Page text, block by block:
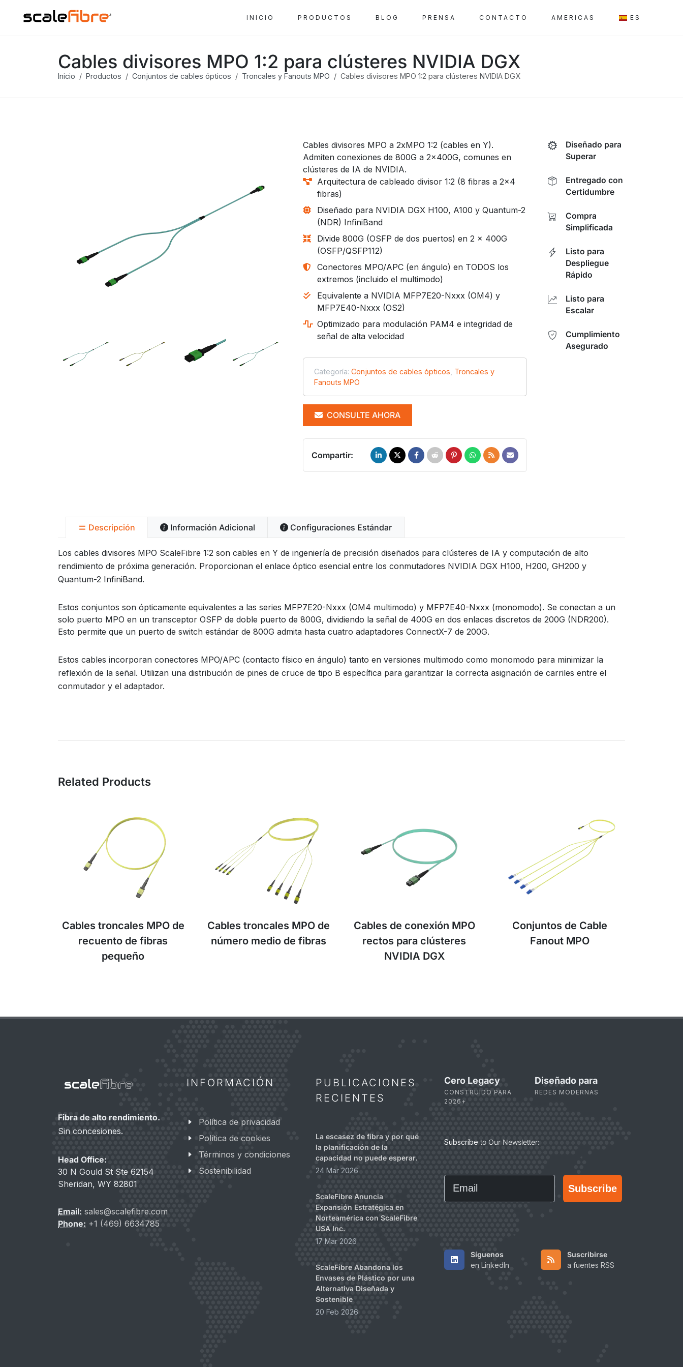
INICIO PRODUCTOS BLOG PRENSA CONTACTO AMERICAS ES
Cables divisores MPO 1:2 para clústeres NVIDIA DGX
Inicio Productos Conjuntos de cables ópticos Troncales y Fanouts MPO Cables divisores MPO 1:2 para clústeres NVIDIA DGX
Cables divisores MPO a 2xMPO 1:2 (cables en Y).
Admiten conexiones de 800G a 2x400G, comunes en
clústeres de IA de NVIDIA.
Arquitectura de cableado divisor 1:2 (8 fibras a 2x4
fibras)
Diseñado para NVIDIA DGX H100, A100 y Quantum-2
(NDR) InfiniBand
Divide 800G (OSFP de dos puertos) en 2 x 400G
(OSFP/QSFP112)
Conectores MPO/APC (en ángulo) en TODOS los
extremos (incluido el multimodo)
Equivalente a NVIDIA MFP7E20-Nxxx (OM4) y
MFP7E40-Nxxx (OS2)
Optimizado para modulación PAM4 e integridad de
señal de alta velocidad
Categoría: Conjuntos de cables ópticos Troncales y
Fanouts MPO
CONSULTE AHORA
Compartir:
Diseñado para
Superar
Entregado con
Certidumbre
Compra
Simplificada
Listo para
Despliegue
Rápido
Listo para
Escalar
Cumplimiento
Asegurado
Descripción Información Adicional Configuraciones Estándar
Los cables divisores MPO ScaleFibre 1:2 son cables en Y de ingeniería de precisión diseñados para clústeres de IA y computación de alto
rendimiento de próxima generación. Proporcionan el enlace óptico esencial entre los conmutadores NVIDIA DGX H100, H200, GH200 y
Quantum-2 InfiniBand.
Estos conjuntos son ópticamente equivalentes a las series MFP7E20-Nxxx (OM4 multimodo) y MFP7E40-Nxxx (monomodo). Se conectan a un
solo puerto MPO en un transceptor OSFP de doble puerto de 800G, dividiendo la señal de 400G en dos enlaces discretos de 200G (NDR200).
Esto permite que un puerto de switch estándar de 800G admita hasta cuatro adaptadores ConnectX-7 de 200G.
Estos cables incorporan conectores MPO/APC (contacto físico en ángulo) tanto en versiones multimodo como monomodo para minimizar la
reflexión de la señal. Utilizan una distribución de pines de cruce de tipo B específica para garantizar la correcta asignación de carriles entre el
conmutador y el adaptador.
Related Products
Cables troncales MPO de
recuento de fibras
pequeño
Cables troncales MPO de
número medio de fibras
Cables de conexión MPO
rectos para clústeres
NVIDIA DGX
Conjuntos de Cable
Fanout MPO
Fibra de alto rendimiento.
Sin concesiones.
Head Office:
30 N Gould St Ste 62154
Sheridan, WY 82801
Email: sales@scalefibre.com
Phone: +1 (469) 6634785
INFORMACIÓN
Política de privacidad
Política de cookies
Términos y condiciones
Sostenibilidad
PUBLICACIONES
RECIENTES
La escasez de fibra y por qué
la planificación de la
capacidad no puede esperar.
24 Mar 2026
ScaleFibre Anuncia
Expansión Estratégica en
Norteamérica con ScaleFibre
USA Inc.
17 Mar 2026
ScaleFibre Abandona los
Envases de Plástico por una
Alternativa Diseñada y
Sostenible
20 Feb 2026
Cero Legacy
CONSTRUIDO PARA
2026+
Diseñado para
REDES MODERNAS
Subscribe to Our Newsletter:
Email
Subscribe
Síguenos
en LinkedIn
Suscribirse
a fuentes RSS